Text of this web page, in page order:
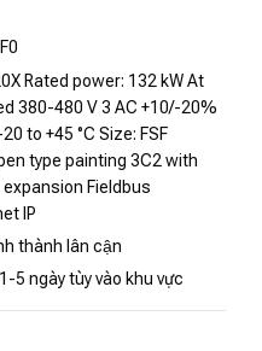
Rated power: 132 kW At
380-480 V 3 AC +10/-20%
to +45 °C Size: FSF
type painting 3C2 with
Fieldbus
IP
thành lân cận
5 ngày tùy vào khu vực